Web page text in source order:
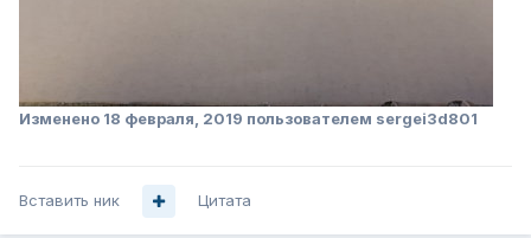
Изменено 18 февраля, 2019 пользователем sergei3d801
Вставить ник Цитата